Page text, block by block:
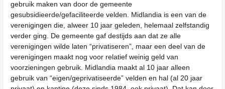
gebruik maken van door de gemeente
gesubsidieerde/gefaciliteerde velden. Midlandia is een van de
verenigingen die, alweer 10 jaar geleden, helemaal zelfstandig
verder ging. De gemeente gaf destijds aan dat ze alle
verenigingen wilde laten “privatiseren”, maar een deel van de
verenigingen maakt nog voor relatief weinig geld van
voorzieningen gebruik. Midlandia maakt al 10 jaar alleen
gebruik van “eigen/geprivatiseerde” velden en hal (al 20 jaar